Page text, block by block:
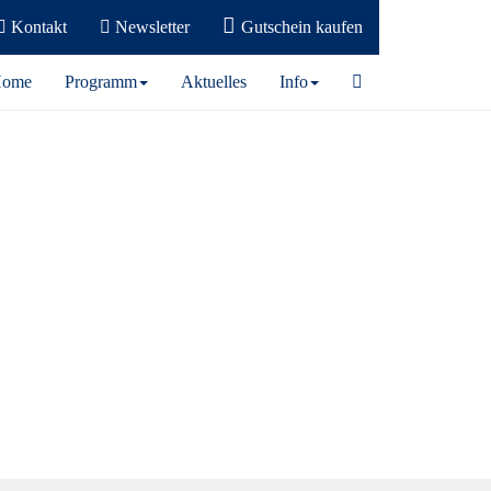
Kontakt Newsletter Gutschein kaufen
Programm Aktuelles Info